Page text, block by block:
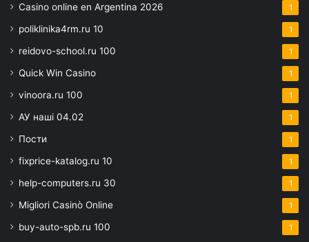
Casino online en Argentina 2026 1
poliklinika4rm.ru 10 1
reidovo-school.ru 100 1
Quick Win Casino 1
vinoora.ru 100 1
АУ наші 04.02 1
Пости 1
fixprice-katalog.ru 10 1
help-computers.ru 30 1
Migliori Casinò Online 1
buy-auto-spb.ru 100 1